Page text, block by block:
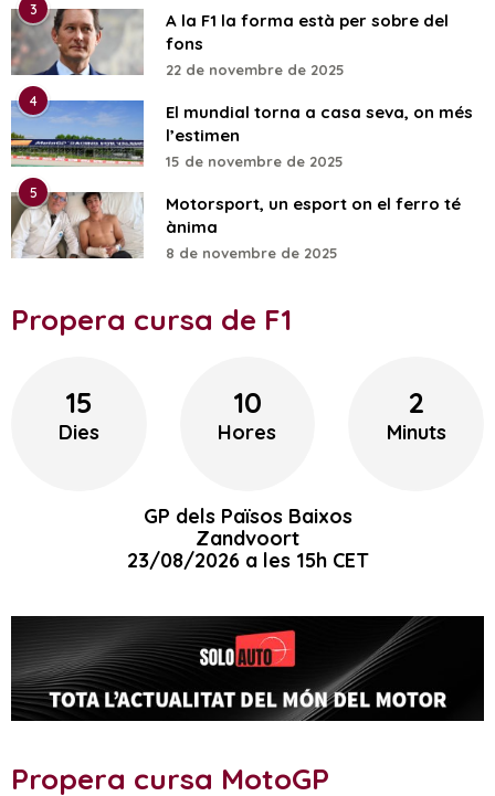
3
A la F1 la forma està per sobre del
fons
22 de novembre de 2025
4
El mundial torna a casa seva, on més
l’estimen
15 de novembre de 2025
5
Motorsport, un esport on el ferro té
ànima
8 de novembre de 2025
Propera cursa de F1
15
Dies
10
Hores
2
Minuts
GP dels Països Baixos
Zandvoort
23/08/2026 a les 15h CET
Propera cursa MotoGP